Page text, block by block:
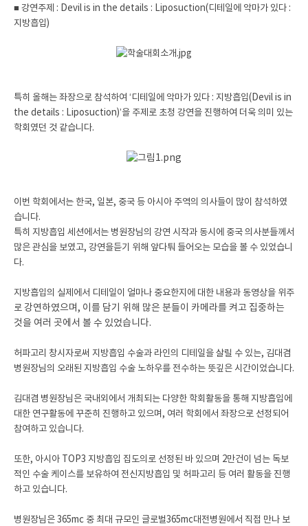
■ 강연주제 : Devil is in the details : Liposuction(디테일에 악마가 있다 :
지방흡입)
특히 올해는 좌장으로 참석하여 ‘디테일에 악마가 있다 : 지방흡입(Devil is in
the details : Liposuction)’을 주제로 초청 강연을 진행하여 더욱 의미 있는
학회였던 것 같습니다.
이번 학회에서는 한국, 일본, 중국 등 아시아 주역의 의사들이 많이 참석하였
습니다.
특히 지방흡입 세션에서는 병원장님의 강연 시작과 동시에 중국 의사분들께서
많은 관심을 보였고, 강연을듣기 위해 앞다퉈 들어오는 모습을 볼 수 있었습니
다.
지방흡입의 실제에서 디테일이 얼마나 중요한지에 대한 내용과 동영상을 위주
로 강연하였으며, 이를 담기 위해 많은 분들이 카메라를 켜고 집중하는
것을 여러 곳에서 볼 수 있었습니다.
허파고리 창시자로써 지방흡입 수술과 라인의 디테일을 살릴 수 있는, 김대겸
병원장님의 오래된 지방흡입 수술 노하우를 전수하는 뜻깊은 시간이었습니다.
김대겸 병원장님은 국내외에서 개최되는 다양한 학회활동을 통해 지방흡입에
대한 연구활동에 꾸준히 진행하고 있으며, 여러 학회에서 좌장으로 선정되어
참여하고 있습니다.
또한, 아시아 TOP3 지방흡입 집도의로 선정된 바 있으며 2만건이 넘는 독보
적인 수술 케이스를 보유하여 전신지방흡입 및 허파고리 등 여러 활동을 진행
하고 있습니다.
병원장님은 365mc 중 최대 규모인 글로벌365mc대전병원에서 직접 만나 보